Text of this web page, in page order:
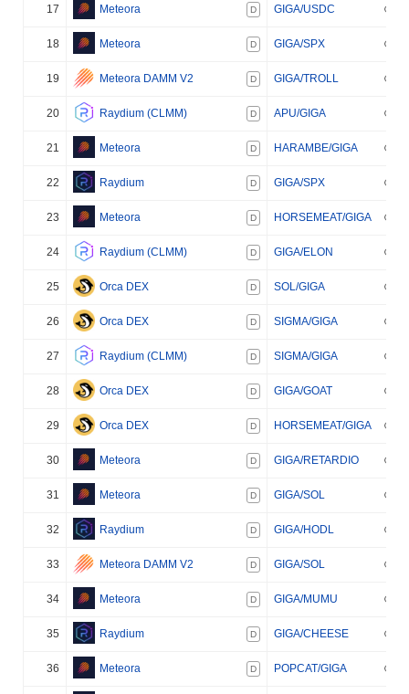
17 Meteora D GIGA/USDC
18 Meteora D GIGA/SPX
19 Meteora DAMM V2 D GIGA/TROLL
20 Raydium (CLMM) D APU/GIGA
21 Meteora D HARAMBE/GIGA
22 Raydium D GIGA/SPX
23 Meteora D HORSEMEAT/GIGA
24 Raydium (CLMM) D GIGA/ELON
25 Orca DEX D SOL/GIGA
26 Orca DEX D SIGMA/GIGA
27 Raydium (CLMM) D SIGMA/GIGA
28 Orca DEX D GIGA/GOAT
29 Orca DEX D HORSEMEAT/GIGA
30 Meteora D GIGA/RETARDIO
31 Meteora D GIGA/SOL
32 Raydium D GIGA/HODL
33 Meteora DAMM V2 D GIGA/SOL
34 Meteora D GIGA/MUMU
35 Raydium D GIGA/CHEESE
36 Meteora D POPCAT/GIGA